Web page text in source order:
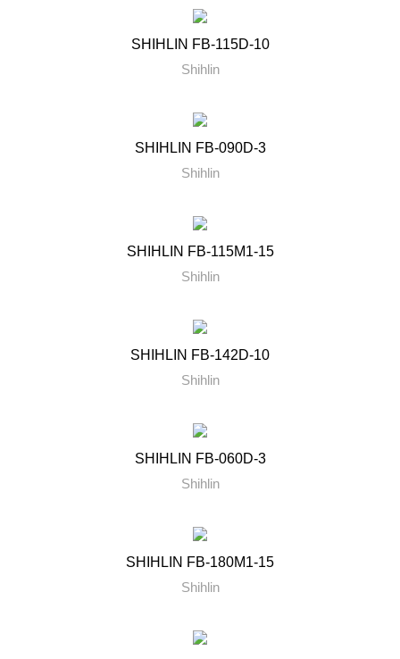
SHIHLIN FB-115D-10
Shihlin
SHIHLIN FB-090D-3
Shihlin
SHIHLIN FB-115M1-15
Shihlin
SHIHLIN FB-142D-10
Shihlin
SHIHLIN FB-060D-3
Shihlin
SHIHLIN FB-180M1-15
Shihlin